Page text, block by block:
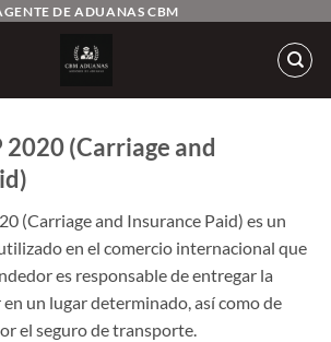
DE ADUANAS CBM
(Carriage and
(Carriage and Insurance Paid) es un
en el comercio internacional que
es responsable de entregar la
un lugar determinado, así como de
el seguro de transporte.